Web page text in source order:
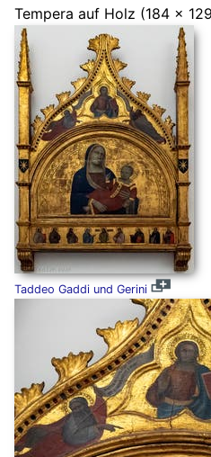
Tempera auf Holz (184 x
Taddeo Gaddi und Gerini